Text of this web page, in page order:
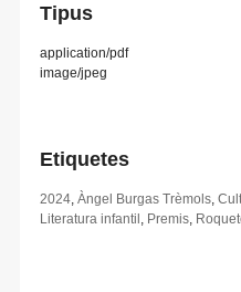
Tipus
application/pdf
image/jpeg
Etiquetes
2024 Àngel Burgas Trèmols
Literatura infantil Premis